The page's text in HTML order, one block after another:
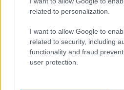
related to personalization.
I want to allow Google to
related to security, including
functionality and fraud
user protection.